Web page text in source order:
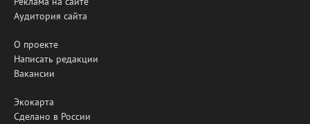
Аудитория сайта
О проекте
Написать редакции
Вакансии
Экокарта
Сделано в России